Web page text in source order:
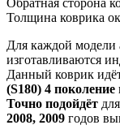
Обратная сторона
Толщина коврика
Для каждой модели
изготавливаются
Данный коврик
(S180) 4 поколение
Точно подойдёт
2008, 2009 годов